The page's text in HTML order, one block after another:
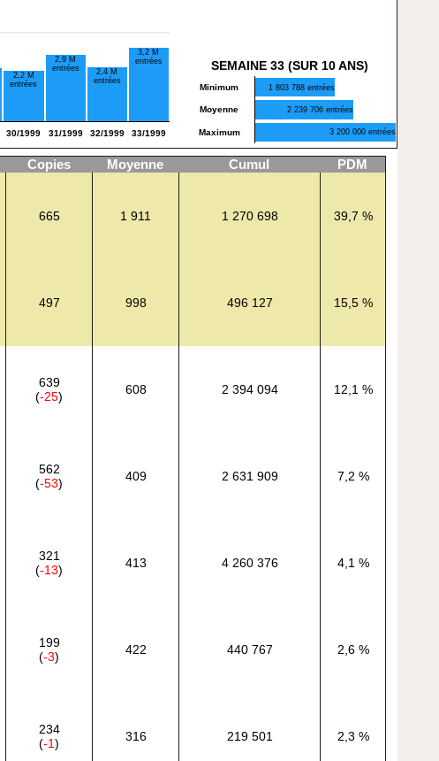
30/1999
2,2 M
entrées
31/1999
2,9 M
entrées
32/1999
2,4 M
entrées
33/1999
3,2 M
entrées
SEMAINE 33 (SUR 10 ANS)
Minimum 1 803 788 entrées
Moyenne 2 239 706 entrées
Maximum 3 200 000 entrées
Copies Moyenne Cumul PDM
665 1 911 1 270 698 39,7 %
497 998 496 127 15,5 %
639
(-25) 608 2 394 094 12,1 %
562
(-53) 409 2 631 909 7,2 %
321
(-13) 413 4 260 376 4,1 %
199
(-3) 422 440 767 2,6 %
234
(-1) 316 219 501 2,3 %